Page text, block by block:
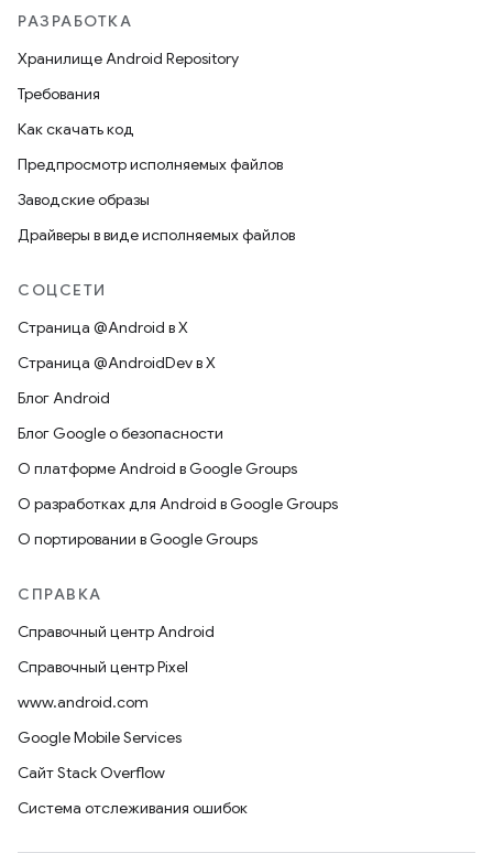
РАЗРАБОТКА
Хранилище Android Repository
Требования
Как скачать код
Предпросмотр исполняемых файлов
Заводские образы
Драйверы в виде исполняемых файлов
СОЦСЕТИ
Страница @Android в X
Страница @AndroidDev в X
Блог Android
Блог Google о безопасности
О платформе Android в Google Groups
О разработках для Android в Google Groups
О портировании в Google Groups
СПРАВКА
Справочный центр Android
Справочный центр Pixel
www.android.com
Google Mobile Services
Сайт Stack Overflow
Система отслеживания ошибок